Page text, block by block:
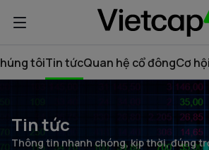
tôiTin tứcQuan hệ cổ đôngCơ
Tin tức
Thông tin nhanh chóng, kịp thời, đúng